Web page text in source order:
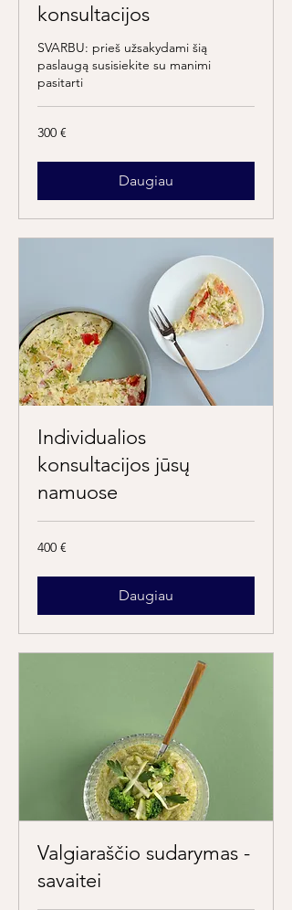
konsultacijos
SVARBU: prieš užsakydami šią
paslaugą susisiekite su manimi
pasitarti
300
eurų
300 €
Daugiau
Individualios
konsultacijos jūsų
namuose
400
eurų
400 €
Daugiau
Valgiaraščio sudarymas -
savaitei